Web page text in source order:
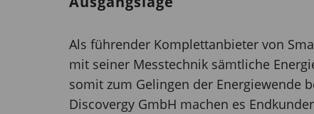
Als führender Komplettanbieter von
mit seiner Messtechnik sämtliche
somit zum Gelingen der Energiewende
Discovergy GmbH machen es